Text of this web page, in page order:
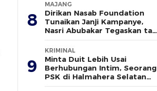
8
MAJANG
Dirikan Nasab Foundation
Tunaikan Janji Kampanye,
Nasri Abubakar Tegaskan tak
Ada Kepentingan Politik
9
KRIMINAL
Minta Duit Lebih Usai
Berhubungan Intim, Seorang
PSK di Halmahera Selatan
Tewas Ditusuk